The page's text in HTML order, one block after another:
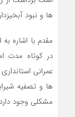
ها و نبود
مقدم با اشاره
در کوتاه مدت
عمرانی
ها و تصفیه
مشکلی وجود